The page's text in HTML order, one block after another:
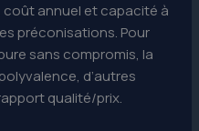
annuel et capacité à
préconisations. Pour
sans compromis, la
d’autres
qualité/prix.